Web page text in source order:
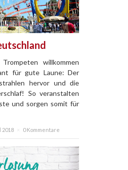
willkommen
für gute Laune: Der
hervor und die
So veranstalten
und sorgen somit für
2018 0 Kommentare